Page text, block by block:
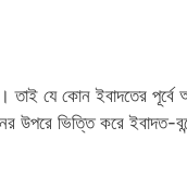
যে কোন ইবাদতের পূর্বে
উপরে ভিত্তি করে ইবাদত-